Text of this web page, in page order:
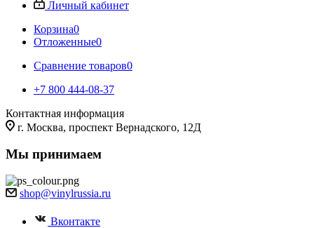
Личный кабинет
Корзина0
Отложенные0
Сравнение товаров0
+7 800 444-08-37
Контактная информация
г. Москва, проспект Вернадского, 12Д
Мы принимаем
shop@vinylrussia.ru
Вконтакте